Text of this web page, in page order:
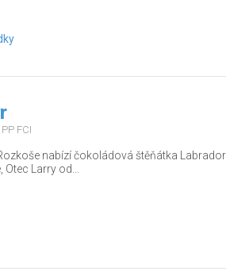
FCI
nabízí čokoládová štěňátka
Larry od...